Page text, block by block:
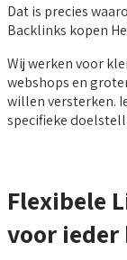
Dat is precies
Backlinks kopen
Wij werken voor
webshops en
willen versterken.
specifieke
Flexibele
voor